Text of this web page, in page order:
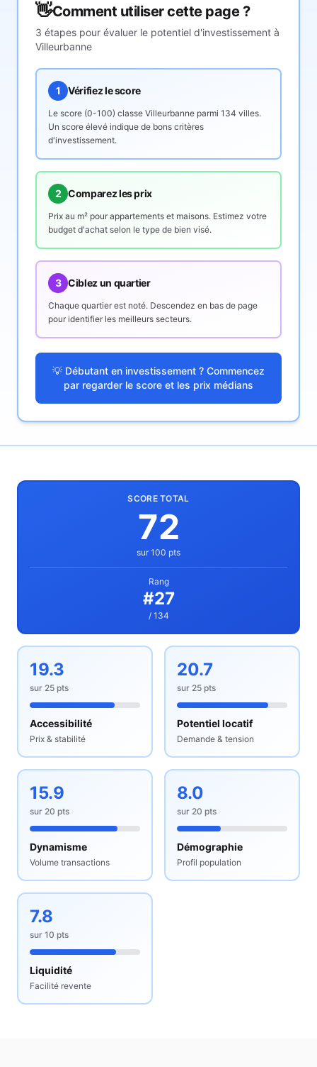
👋Comment utiliser cette page ?
3 étapes pour évaluer le potentiel d'investissement à
Villeurbanne
1 Vérifiez le score
Le score (0-100) classe Villeurbanne parmi 134 villes.
Un score élevé indique de bons critères
d'investissement.
2 Comparez les prix
Prix au m² pour appartements et maisons. Estimez votre
budget d'achat selon le type de bien visé.
3 Ciblez un quartier
Chaque quartier est noté. Descendez en bas de page
pour identifier les meilleurs secteurs.
💡 Débutant en investissement ? Commencez
par regarder le score et les prix médians
SCORE TOTAL
72
sur 100 pts
Rang
#27
/ 134
19.3
sur 25 pts
Accessibilité
Prix & stabilité
20.7
sur 25 pts
Potentiel locatif
Demande & tension
15.9
sur 20 pts
Dynamisme
Volume transactions
8.0
sur 20 pts
Démographie
Profil population
7.8
sur 10 pts
Liquidité
Facilité revente